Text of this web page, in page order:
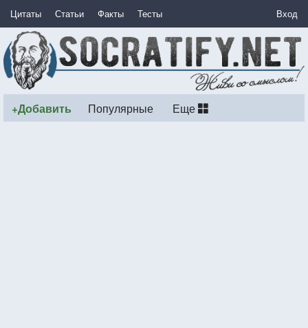
Цитаты Статьи Факты Тесты Вход
+Добавить Популярные Еще